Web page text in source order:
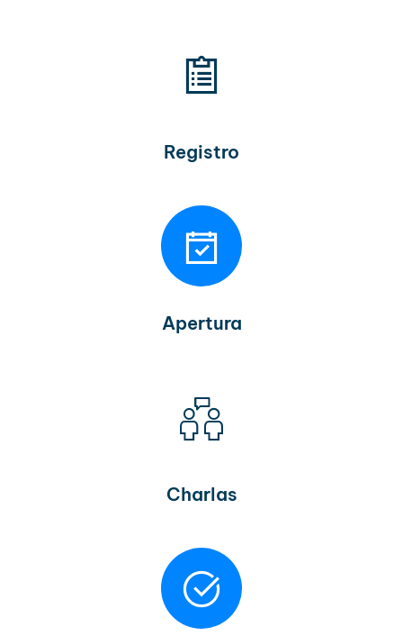
Registro
Apertura
Charlas